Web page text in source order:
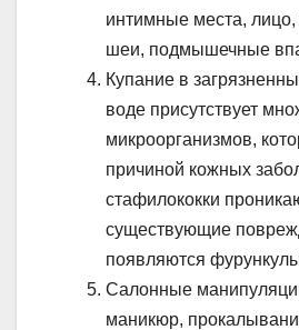
интимные места, лицо,
шеи, подмышечные
Купание в
воде присутствует
микроорганизмов,
причиной кожных
стафилококки
существующие
появляются
Салонные
маникюр,